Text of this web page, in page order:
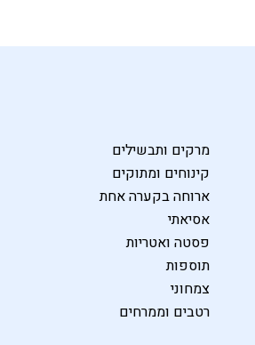
מרקים ותבשילים
קינוחים ומתוקים
ארוחה בקערה אחת
אסיאתי
פסטה ואטריות
תוספות
צמחוני
רטבים וממרחים